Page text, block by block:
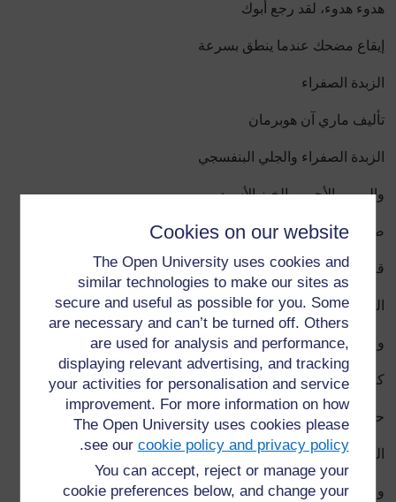
Cookies on our website
The Open University uses cookies and
similar technologies to make our sites as
secure and useful as possible for you. Some
are necessary and can’t be turned off. Others
are used for analysis and performance,
displaying relevant advertising, and tracking
your activities for personalisation and service
improvement. For more information on how
The Open University uses cookies please
see our cookie policy and privacy policy
.
You can accept, reject or manage your
cookie preferences below, and change your
هدوء هدوء، لقد رجع أبوك
إيقاع مضحك عندما ينطق بسرعة
الزبدة الصفراء
تأليف ماري آن هوبرمان
الزبدة الصفراء والجلي البنفسجي
والمربى الأحمر والخبز الأسود
ضعها ثخينة
قلها سريعة
الزبدة الصفراء والجلي البنفسجي
والمربى الأحمر والخبز الأسود
كرر الكلام
حين تأكل الطعام
الزبدة الصفراء والجلي البنفسجي
والمربى الأحمر والخبز الأسود